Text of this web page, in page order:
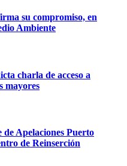
su compromiso, en
Ambiente
charla de acceso a
mayores
Apelaciones Puerto
de Reinserción